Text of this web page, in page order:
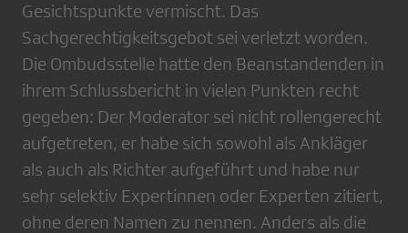
Gesichtspunkte vermischt. Das
Sachgerechtigkeitsgebot sei verletzt worden.
Die Ombudsstelle hatte den Beanstandenden in
ihrem Schlussbericht in vielen Punkten recht
gegeben: Der Moderator sei nicht rollengerecht
aufgetreten, er habe sich sowohl als Ankläger
als auch als Richter aufgeführt und habe nur
sehr selektiv Expertinnen oder Experten zitiert,
ohne deren Namen zu nennen. Anders als die